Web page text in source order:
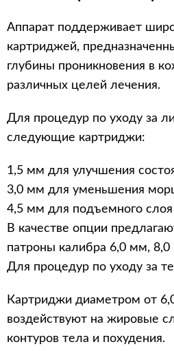
Аппарат поддерживает
картриджей,
глубины проникновения в
различных целей лечения.
Для процедур по уходу за
следующие картриджи:
1,5 мм для улучшения
3,0 мм для уменьшения
4,5 мм для подъемного слоя
В качестве опции
патроны калибра 6,0 мм,
Для процедур по уходу за
Картриджи диаметром от
воздействуют на жировые
контуров тела и похудения.